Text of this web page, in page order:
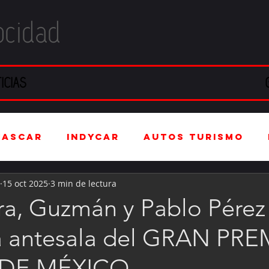
IndyCar Autos Turismo
Automotriz
Kartismo Rally FIA
Guzmán y Pablo
antesala del GRAN
15 oct 2025 3 min de lectura